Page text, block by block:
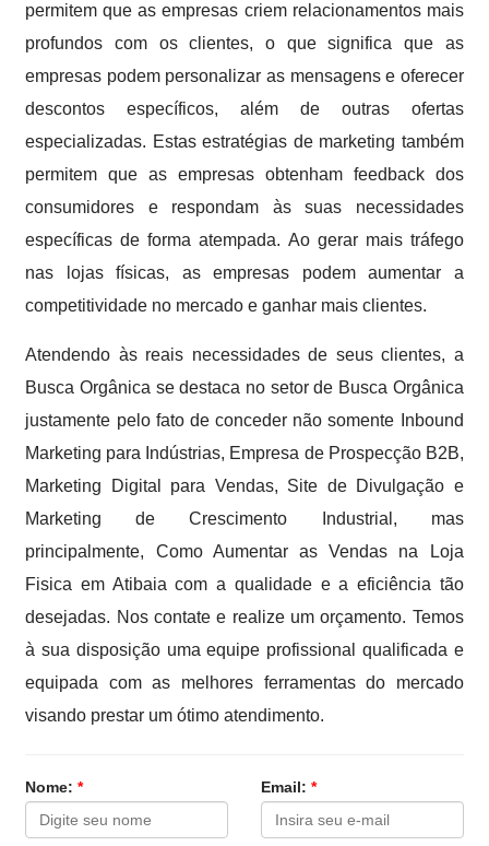
permitem que as empresas criem relacionamentos mais
profundos com os clientes, o que significa que as
empresas podem personalizar as mensagens e oferecer
descontos específicos, além de outras ofertas
especializadas. Estas estratégias de marketing também
permitem que as empresas obtenham feedback dos
consumidores e respondam às suas necessidades
específicas de forma atempada. Ao gerar mais tráfego
nas lojas físicas, as empresas podem aumentar a
competitividade no mercado e ganhar mais clientes.
Atendendo às reais necessidades de seus clientes, a
Busca Orgânica se destaca no setor de Busca Orgânica
justamente pelo fato de conceder não somente Inbound
Marketing para Indústrias, Empresa de Prospecção B2B,
Marketing Digital para Vendas, Site de Divulgação e
Marketing de Crescimento Industrial, mas
principalmente, Como Aumentar as Vendas na Loja
Fisica em Atibaia com a qualidade e a eficiência tão
desejadas. Nos contate e realize um orçamento. Temos
à sua disposição uma equipe profissional qualificada e
equipada com as melhores ferramentas do mercado
visando prestar um ótimo atendimento.
Nome:* Email: *